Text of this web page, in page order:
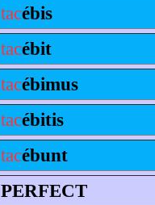
tacébis
tacébit
tacébimus
tacébitis
tacébunt
PERFECT